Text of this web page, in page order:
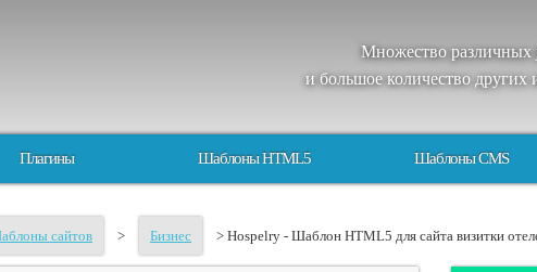
Множество различных
и большое количество других
Плагины Шаблоны HTML5 Шаблоны CMS
сайтов > Бизнес > Hospelry - Шаблон HTML5 для сайта визитки